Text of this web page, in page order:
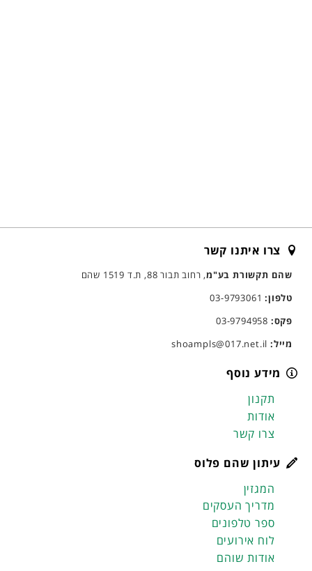
צרו איתנו קשר
שהם תקשורת בע"מ, רחוב תבור 88, ת.ד 1519 שהם
טלפון:03-9793061
פקס:
מייל:
מידע נוסף
תקנון
אודות
צרו קשר
עיתון שהם פלוס
המגזין
מדריך העסקים
ספר טלפונים
לוח אירועים
אודות שוהם